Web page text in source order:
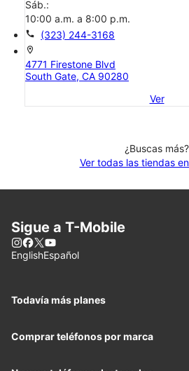
Sáb.:
10:00 a.m. a 8:00 p.m.
call (323) 244-3168
location_on
4771 Firestone Blvd
South Gate, CA 90280
Ver
¿Buscas más?
Ver todas las tiendas